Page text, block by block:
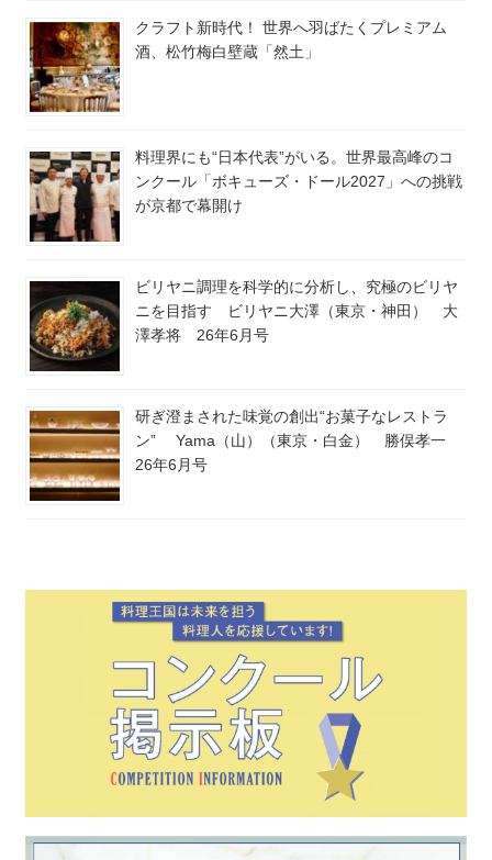
クラフト新時代！ 世界へ羽ばたくプレミアム
酒、松竹梅白壁蔵「然土」
料理界にも“日本代表”がいる。世界最高峰のコ
ンクール「ボキューズ・ドール2027」への挑戦
が京都で幕開け
ビリヤニ調理を科学的に分析し、究極のビリヤ
ニを目指す ビリヤニ大澤（東京・神田） 大
澤孝将 26年6月号
研ぎ澄まされた味覚の創出“お菓子なレストラ
ン” Yama（山）（東京・白金） 勝俣孝一
26年6月号